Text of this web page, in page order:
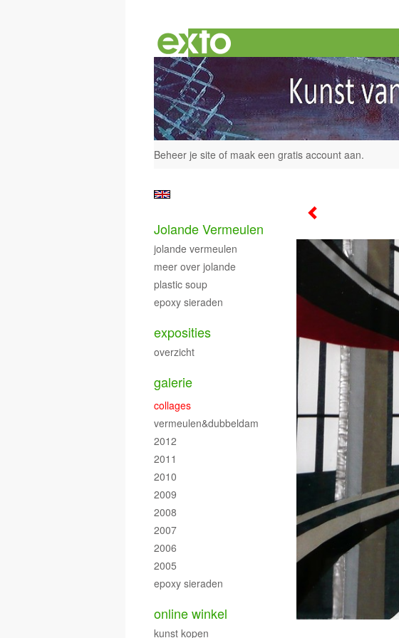
Beheer je site of maak een gratis account aan.
Jolande Vermeulen
jolande vermeulen
meer over jolande
plastic soup
epoxy sieraden
exposities
overzicht
galerie
collages
vermeulen&dubbeldam
2012
2011
2010
2009
2008
2007
2006
2005
epoxy sieraden
online winkel
kunst kopen